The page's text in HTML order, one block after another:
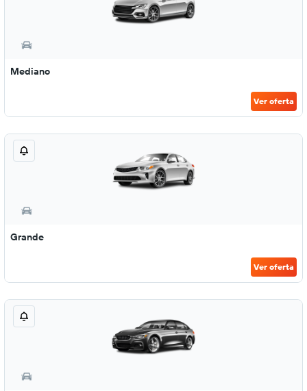
Mediano
Ver oferta
Grande
Ver oferta